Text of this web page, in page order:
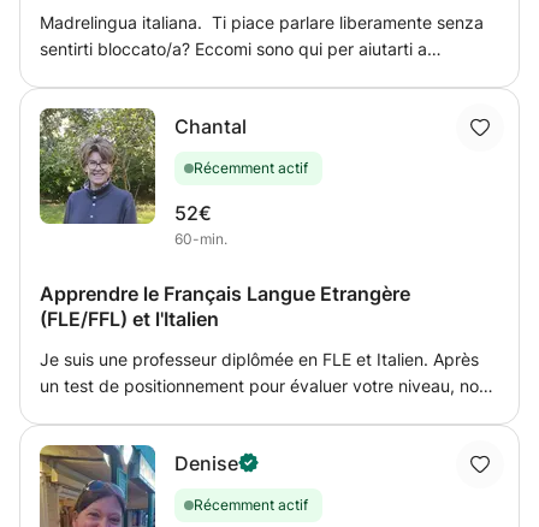
Madrelingua italiana. Ti piace parlare liberamente senza
sentirti bloccato/a? Eccomi sono qui per aiutarti a
video chiamata. GioChantal
Récemment actif
52€
60-min.
Apprendre le Français Langue Etrangère
(FLE/FFL) et l'Italien
Je suis une professeur diplômée en FLE et Italien. Après
un test de positionnement pour évaluer votre niveau, nous
votre rythme avec bienveillance, sans jugement. Mon but
est de vous accompagner à progresser de façon joyeuse
mais sérieuse ! Apprendre une langue doit être un plaisir,
Denise
Récemment actif